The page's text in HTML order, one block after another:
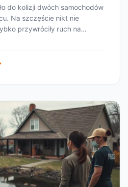
do kolizji dwóch samochodów
Na szczęście nikt nie
przywróciły ruch na